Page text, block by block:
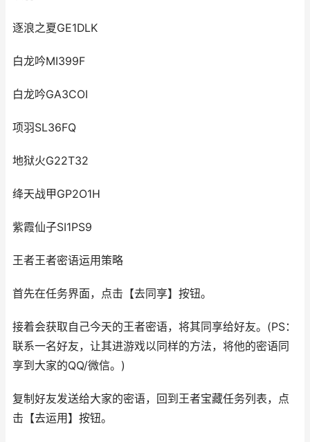
逐浪之夏GE1DLK
白龙吟MI399F
白龙吟GA3COI
项羽SL36FQ
地狱火G22T32
绛天战甲GP2O1H
紫霞仙子SI1PS9
王者王者密语运用策略
首先在任务界面，点击【去同享】按钮。
接着会获取自己今天的王者密语，将其同享给好友。(PS：
联系一名好友，让其进游戏以同样的方法，将他的密语同
享到大家的QQ/微信。)
复制好友发送给大家的密语，回到王者宝藏任务列表，点
击【去运用】按钮。